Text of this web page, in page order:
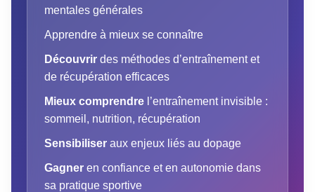
mentales générales
Apprendre à mieux se connaître
Découvrir des méthodes d’entraînement et
de récupération efficaces
Mieux comprendre l’entraînement invisible :
sommeil, nutrition, récupération
Sensibiliser aux enjeux liés au dopage
Gagner en confiance et en autonomie dans
sa pratique sportive